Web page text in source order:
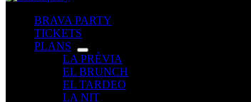
BRAVA PARTY
TICKETS
PLANS
LA PRÈVIA
EL BRUNCH
EL TARDEO
LA NIT